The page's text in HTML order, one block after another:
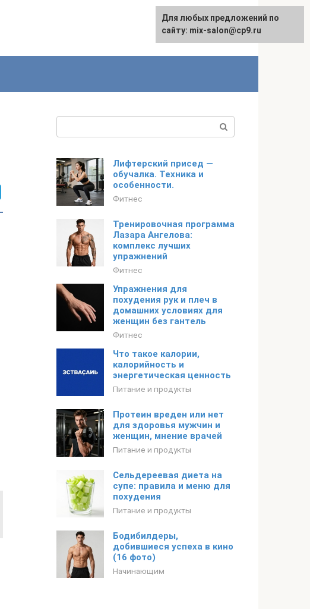
Лифтерский присед —
обучалка. Техника и
особенности.
Фитнес
Тренировочная программа
Лазара Ангелова:
комплекс лучших
упражнений
Фитнес
Упражнения для
похудения рук и плеч в
домашних условиях для
женщин без гантель
Фитнес
Что такое калории,
калорийность и
энергетическая ценность
Питание и продукты
Протеин вреден или нет
для здоровья мужчин и
женщин, мнение врачей
Питание и продукты
Сельдереевая диета на
супе: правила и меню для
похудения
Питание и продукты
Бодибилдеры,
добившиеся успеха в кино
(16 фото)
Начинающим
Для любых предложений по
сайту: mix-salon@cp9.ru